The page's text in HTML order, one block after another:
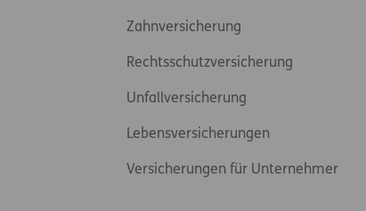
Zahnversicherung
Rechtsschutzversicherung
Unfallversicherung
Lebensversicherungen
Versicherungen für Unternehmer